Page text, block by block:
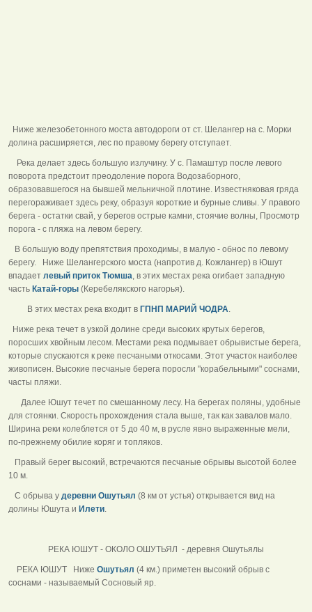
Ниже железобетонного моста автодороги от ст. Шелангер на с. Морки
долина расширяется, лес по правому берегу отступает.
Река делает здесь большую излучину. У с. Памаштур после левого
поворота предстоит преодоление порога Водозаборного,
образовавшегося на бывшей мельничной плотине. Известняковая гряда
перегораживает здесь реку, образуя короткие и бурные сливы. У правого
берега - остатки свай, у берегов острые камни, стоячие волны, Просмотр
порога - с пляжа на левом берегу.
В большую воду препятствия проходимы, в малую - обнос по левому
берегу. Ниже Шелангерского моста (напротив д. Кожлангер) в Юшут
впадает левый приток Тюмша, в этих местах река огибает западную
часть Катай-горы (Керебелякского нагорья).
В этих местах река входит в ГПНП МАРИЙ ЧОДРА.
Ниже река течет в узкой долине среди высоких крутых берегов,
поросших хвойным лесом. Местами река подмывает обрывистые берега,
которые спускаются к реке песчаными откосами. Этот участок наиболее
живописен. Высокие песчаные берега поросли "корабельными" соснами,
часты пляжи.
Далее Юшут течет по смешанному лесу. На берегах поляны, удобные
для стоянки. Скорость прохождения стала выше, так как завалов мало.
Ширина реки колеблется от 5 до 40 м, в русле явно выраженные мели,
по-прежнему обилие коряг и топляков.
Правый берег высокий, встречаются песчаные обрывы высотой более
10 м.
С обрыва у деревни Ошутьял (8 км от устья) открывается вид на
долины Юшута и Илети.
РЕКА ЮШУТ - ОКОЛО ОШУТЬЯЛ - деревня Ошутьялы
РЕКА ЮШУТ Ниже Ошутьял (4 км.) приметен высокий обрыв с
соснами - называемый Сосновый яр.